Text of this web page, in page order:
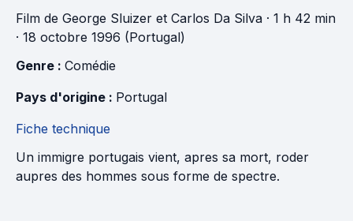
Film de George Sluizer et Carlos Da Silva · 1 h 42 min
· 18 octobre 1996 (Portugal)
Genre : Comédie
Pays d'origine : Portugal
Fiche technique
Un immigre portugais vient, apres sa mort, roder
aupres des hommes sous forme de spectre.